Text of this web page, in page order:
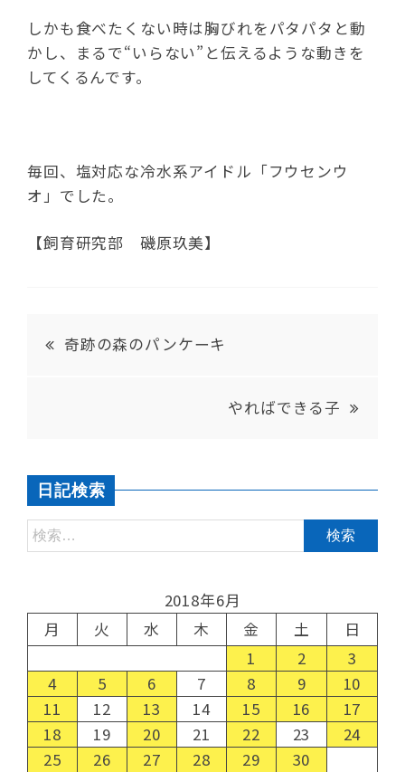
しかも食べたくない時は胸びれをパタパタと動
かし、まるで“いらない”と伝えるような動きを
してくるんです。
毎回、塩対応な冷水系アイドル「フウセンウ
オ」でした。
【飼育研究部 磯原玖美】
奇跡の森のパンケーキ
やればできる子
日記検索
2018年6月
月
火 水 木 金 土
日
1
2
3
4
5 6 7 8 9
10
11
12 13 14 15 16
17
18
19 20 21 22 23
24
25
26 27 28 29 30